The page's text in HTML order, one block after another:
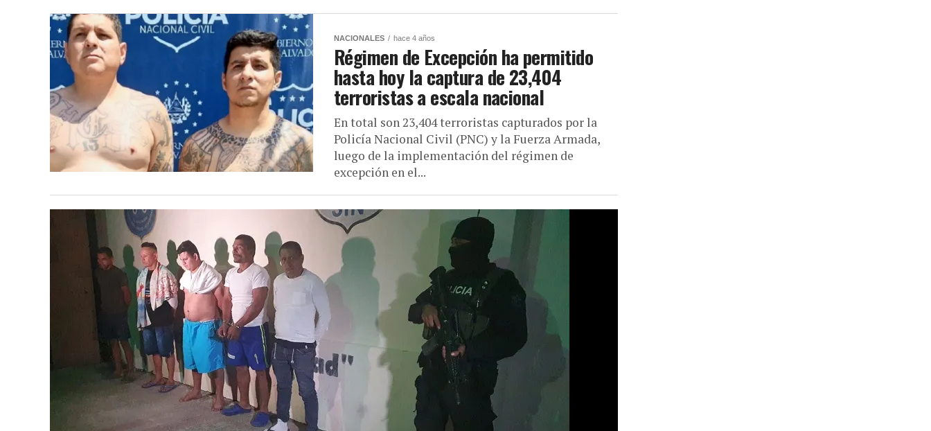
NACIONALES hace 4 años
Régimen de Excepción ha permitido
hasta hoy la captura de 23,404
terroristas a escala nacional
En total son 23,404 terroristas capturados por la
Policía Nacional Civil (PNC) y la Fuerza Armada,
luego de la implementación del régimen de
excepción en el...